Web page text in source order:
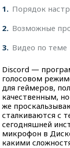
1
Порядок
2 Возможные
3 Видео по теме
Discord —
голосовом
для геймеров,
качественным,
же
сталкиваются с
сегодняшней
микрофон в
какими